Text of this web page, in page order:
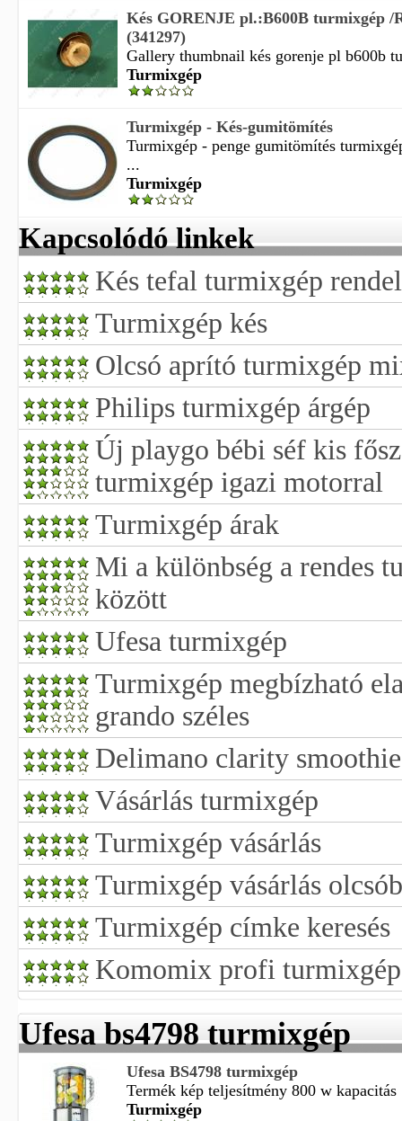
Kés GORENJE pl.:B600B turmixgép /
(341297)
Gallery thumbnail kés gorenje pl b600b
Turmixgép
Turmixgép - Kés-gumitömítés
Turmixgép - penge gumitömítés
...
Turmixgép
Kapcsolódó linkek
Kés tefal turmixgép
Turmixgép kés
Olcsó aprító turmixgép
Philips turmixgép árgép
Új playgo bébi séf kis
turmixgép igazi motorral
Turmixgép árak
Mi a különbség a rendes
között
Ufesa turmixgép
Turmixgép megbízható
grando széles
Delimano clarity
Vásárlás turmixgép
Turmixgép vásárlás
Turmixgép vásárlás
Turmixgép címke keresés
Komomix profi turmixgép
Ufesa bs4798 turmixgép
Ufesa BS4798 turmixgép
Termék kép teljesítmény 800 w kapacitás
Turmixgép